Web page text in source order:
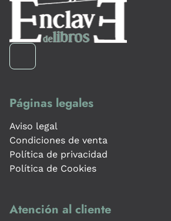
Páginas legales
Aviso legal
Condiciones de venta
Política de privacidad
Política de Cookies
Atención al cliente